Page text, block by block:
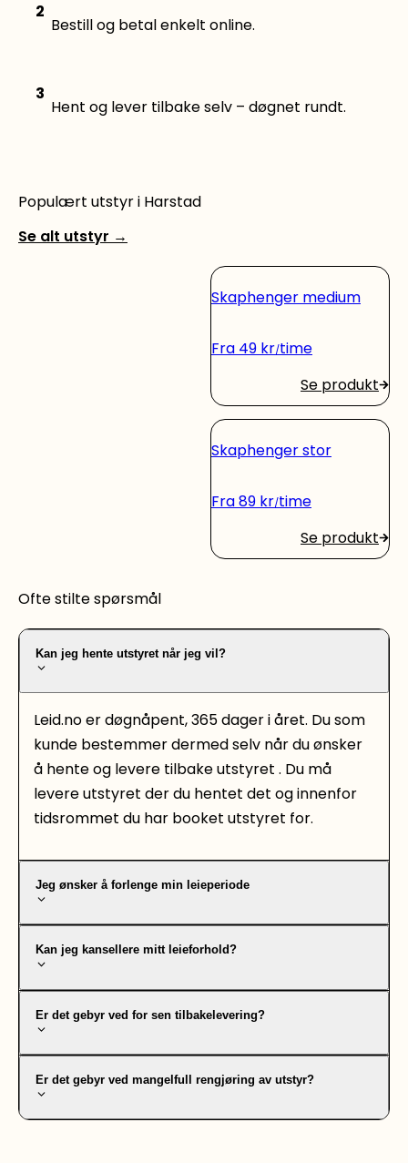
2
Bestill og betal enkelt online.
3
Hent og lever tilbake selv – døgnet rundt.
Populært utstyr i Harstad
Se alt utstyr →
Skaphenger medium
Fra 49 kr time
Se produkt
Skaphenger stor
Fra89 kr time
Se produkt
Ofte stilte spørsmål
Kan jeg hente utstyret når jeg vil?
Leid.no er døgnåpent, 365 dager i året. Du som
kunde bestemmer dermed selv når du ønsker
å hente og levere tilbake utstyret . Du må
levere utstyret der du hentet det og innenfor
tidsrommet du har booket utstyret for.
Jeg ønsker å forlenge min leieperiode
Kan jeg kansellere mitt leieforhold?
Er det gebyr ved for sen tilbakelevering?
Er det gebyr ved mangelfull rengjøring av utstyr?